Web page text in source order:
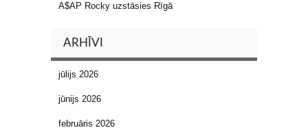
A$AP Rocky uzstāsies Rīgā
ARHĪVI
jūlijs 2026
jūnijs 2026
februāris 2026